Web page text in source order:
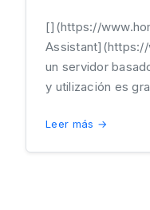
[](https://
un servidor
y utilización es
Leer más →